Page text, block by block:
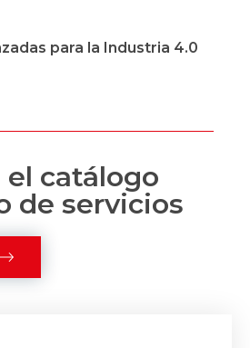
para la Industria 4.0
el catálogo
de servicios